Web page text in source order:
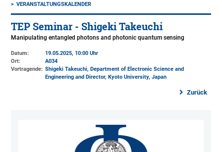
VERANSTALTUNGSKALENDER
TEP Seminar - Shigeki Takeuchi
Manipulating entangled photons and photonic quantum sensing
Datum:
19.05.2025, 10:00 Uhr
Ort:
A034
Vortragende: Shigeki Takeuchi, Department of Electronic Science and
Engineering and Director, Kyoto University, Japan
Zurück